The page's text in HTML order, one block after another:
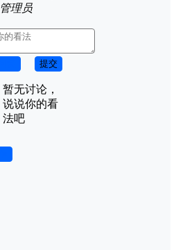
管理员
提交
暂无讨论，
说说你的看
法吧